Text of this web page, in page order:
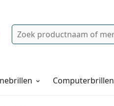
Zoek
Computerbrillen